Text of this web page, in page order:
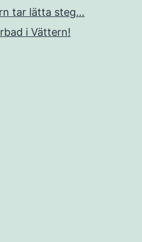
tar lätta steg…
i Vättern!